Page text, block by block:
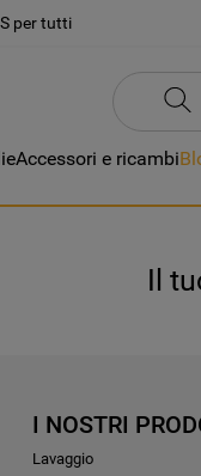
per tutti
Accessori e ricambi
Il
I NOSTRI
Lavaggio